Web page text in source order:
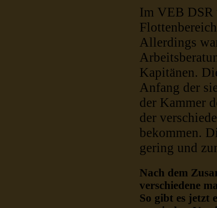
Im VEB DSR
Allerdings
Kapitänen.
Anfang der
der Kammer
der
bekommen.
gering und
Nach dem
verschiedene
So gibt es jetzt